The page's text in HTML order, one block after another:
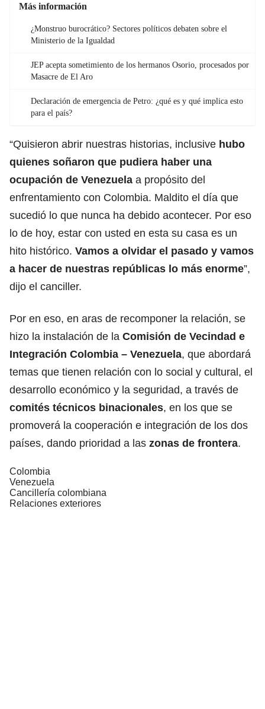
Más información
¿Monstruo burocrático? Sectores políticos debaten sobre el
Ministerio de la Igualdad
JEP acepta sometimiento de los hermanos Osorio, procesados por
Masacre de El Aro
Declaración de emergencia de Petro: ¿qué es y qué implica esto
para el país?
“Quisieron abrir nuestras historias, inclusive hubo
quienes soñaron que pudiera haber una
ocupación de Venezuela a propósito del
enfrentamiento con Colombia. Maldito el día que
sucedió lo que nunca ha debido acontecer. Por eso
lo de hoy, estar con usted en esta su casa es un
hito histórico. Vamos a olvidar el pasado y vamos
a hacer de nuestras repúblicas lo más enorme”,
dijo el canciller.
Por en eso, en aras de recomponer la relación, se
hizo la instalación de la Comisión de Vecindad e
Integración Colombia – Venezuela, que abordará
temas que tienen relación con lo social y cultural, el
desarrollo económico y la seguridad, a través de
comités técnicos binacionales, en los que se
promoverá la cooperación e integración de los dos
países, dando prioridad a las zonas de frontera.
Colombia
Venezuela
Cancillería colombiana
Relaciones exteriores